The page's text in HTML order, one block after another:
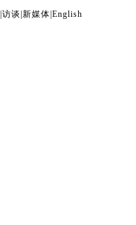
访谈 新媒体 English